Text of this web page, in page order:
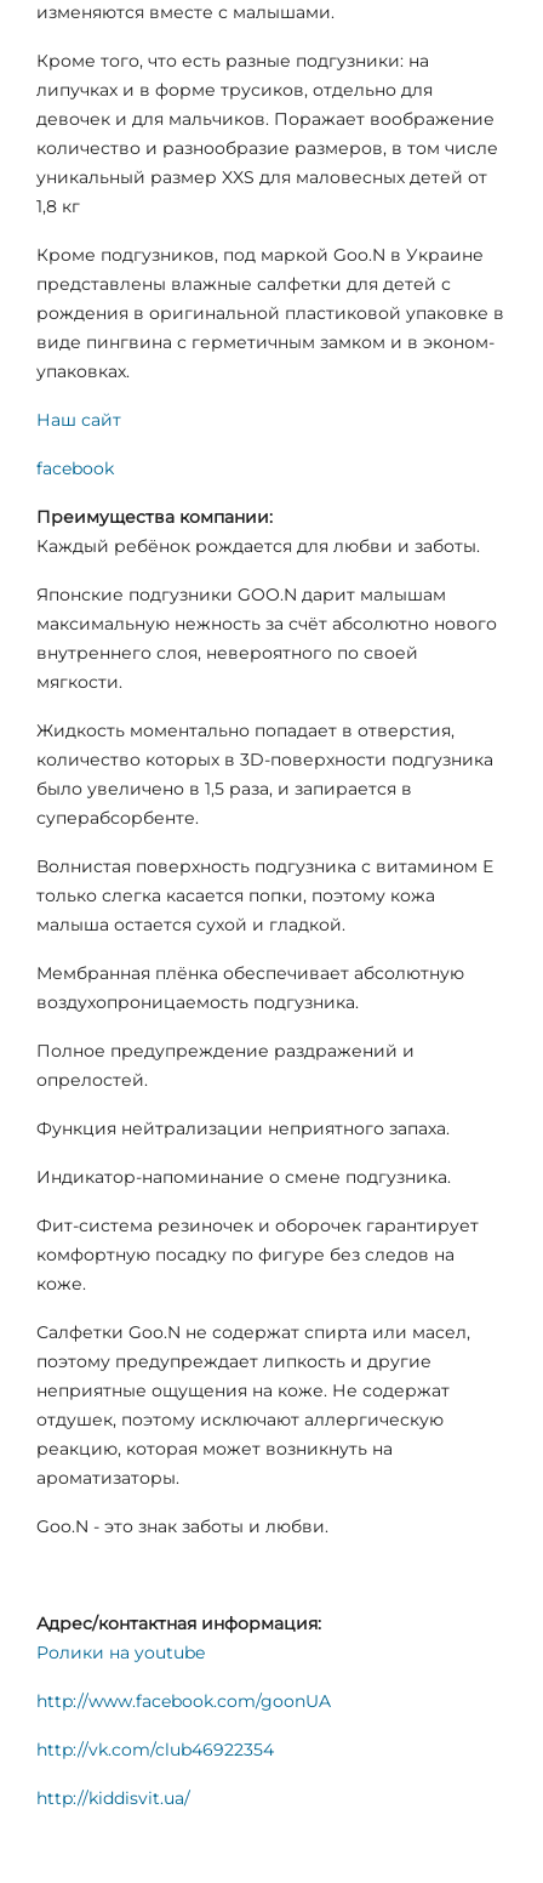
изменяются вместе с малышами.
Кроме того, что есть разные подгузники: на
липучках и в форме трусиков, отдельно для
девочек и для мальчиков. Поражает воображение
количество и разнообразие размеров, в том числе
уникальный размер XXS для маловесных детей от
1,8 кг
Кроме подгузников, под маркой Goo.N в Украине
представлены влажные салфетки для детей с
рождения в оригинальной пластиковой упаковке в
виде пингвина с герметичным замком и в эконом-
упаковках.
Наш сайт
facebook
Преимущества компании:
Каждый ребёнок рождается для любви и заботы.
Японские подгузники GOO.N дарит малышам
максимальную нежность за счёт абсолютно нового
внутреннего слоя, невероятного по своей
мягкости.
Жидкость моментально попадает в отверстия,
количество которых в 3D-поверхности подгузника
было увеличено в 1,5 раза, и запирается в
суперабсорбенте.
Волнистая поверхность подгузника с витамином Е
только слегка касается попки, поэтому кожа
малыша остается сухой и гладкой.
Мембранная плёнка обеспечивает абсолютную
воздухопроницаемость подгузника.
Полное предупреждение раздражений и
опрелостей.
Функция нейтрализации неприятного запаха.
Индикатор-напоминание о смене подгузника.
Фит-система резиночек и оборочек гарантирует
комфортную посадку по фигуре без следов на
коже.
Салфетки Goo.N не содержат спирта или масел,
поэтому предупреждает липкость и другие
неприятные ощущения на коже. Не содержат
отдушек, поэтому исключают аллергическую
реакцию, которая может возникнуть на
ароматизаторы.
Goo.N - это знак заботы и любви.
Адрес/контактная информация:
Ролики на youtube
http://www.facebook.com/goonUA
http://vk.com/club46922354
http://kiddisvit.ua/